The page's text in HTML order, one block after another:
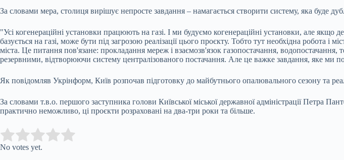
За словами мера, столиця вирішує непросте завдання – намагається створити систему, яка буде
"Усі когенераційні установки працюють на газі. І ми будуємо когенераційні установки, але якщо
базується на газі, може бути під загрозою реалізації цього проєкту. Тобто тут необхідна робота і
міста. Це питання пов'язане: прокладання мереж і взаємозв'язок газопостачання,
резервними, відтворюючи систему централізованого постачання. Але це важке завдання, яке
Як повідомляв Укрінформ, Київ розпочав підготовку до майбутнього опалювального сезону та
За словами т.в.о. першого заступника голови Київської міської державної адміністрації Петра
практично неможливо, ці проєкти розраховані на два-три роки та більше.
Rate this item:
No votes yet.